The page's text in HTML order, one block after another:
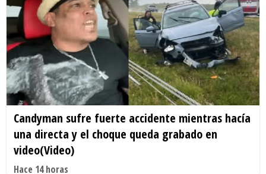
Candyman sufre fuerte accidente mientras hacía
una directa y el choque queda grabado en
video(Video)
Hace 14 horas